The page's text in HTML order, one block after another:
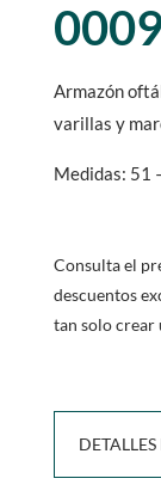
Armazón
varillas y
Medidas: 51
Consulta el
descuentos
tan solo crear